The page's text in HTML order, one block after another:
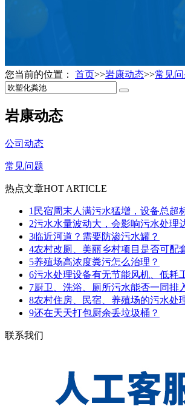
您当前的位置： 首页>>岩康动态>>常见
岩康动态
公司动态
常见问题
热点文章HOT ARTICLE
1 民宿周末人满污水猛增，设备总超
2污水水量波动大，会影响污水处理
3临近河道？需要防渗污水罐？
4农村改厕、美丽乡村项目是否可配
5养殖场高浓度粪污怎么治理？
6污水处理设备有无节能风机、低耗
7厨卫、洗浴、厕所污水能否一同排
8农村住房、民宿、养殖场的污水处
9还在天天打包厨余丢垃圾桶？
联系我们